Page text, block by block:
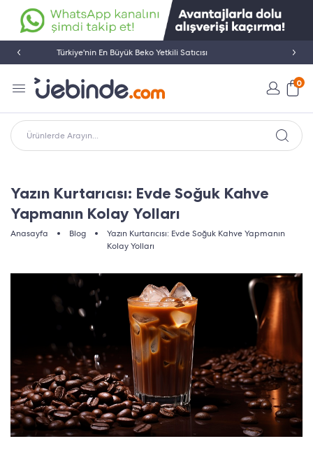
İletişim: 0850 532 46 33
0
Ürünlerde Arayın...
Yazın Kurtarıcısı: Evde Soğuk Kahve
Yapmanın Kolay Yolları
Anasayfa Blog
Yazın Kurtarıcısı: Evde Soğuk Kahve Yapmanın
Kolay Yolları